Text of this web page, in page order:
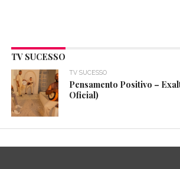
TV SUCESSO
TV SUCESSO
Pensamento Positivo –
Oficial)